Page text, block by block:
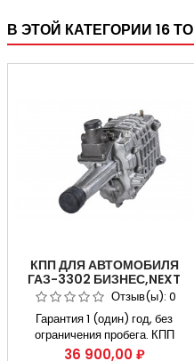
В ЭТОЙ КАТЕГОРИИ 16
КПП ДЛЯ АВТОМОБИЛЯ
ГАЗ-3302 БИЗНЕС,NEXT
ДВ.УМЗ-4216,А274
EVOTECH 2.7 3302-
1700010-50
Отзыв(ы): 0
Гарантия 1 (один) год, без
ограничения пробега. КПП
ГАЗ-3302 Бизнес,Next
Цена
36 900,00 ₽